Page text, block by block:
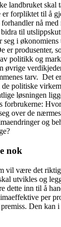
landbruket skal
forpliktet til å
nå
til
i økonomiens
er produsenter,
politikk og
øvrige
tarv. Det
politiske
løsningen
forbrukerne:
over de
og
nok
vil være det
utvikles og
dette inn til å
per
Den kan i